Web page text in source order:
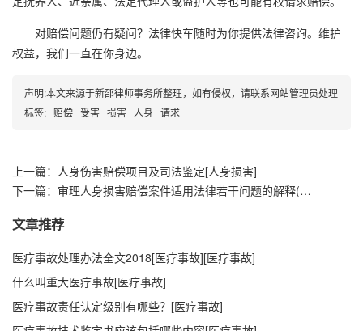
对赔偿问题仍有疑问？法律快车随时为你提供法律咨询。维护
权益，我们一直在你身边。
声明:本文来源于新邵律师事务所整理，如有侵权，请联系网站管理员处理
标签: 赔偿 受害 损害 人身 请求
上一篇：人身伤害赔偿项目及司法鉴定[人身损害]
下一篇：审理人身损害赔偿案件适用法律若干问题的解释(征求意见稿)向社会公开征求意见[人身损害]
文章推荐
医疗事故处理办法全文2018[医疗事故][医疗事故]
什么叫重大医疗事故[医疗事故]
医疗事故责任认定级别有哪些？[医疗事故]